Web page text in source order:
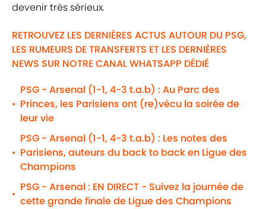
devenir très sérieux.
RETROUVEZ LES DERNIÈRES ACTUS AUTOUR DU PSG,
LES RUMEURS DE TRANSFERTS ET LES DERNIÈRES
NEWS SUR NOTRE CANAL WHATSAPP DÉDIÉ
•
PSG - Arsenal (1-1, 4-3 t.a.b) : Au Parc des
Princes, les Parisiens ont (re)vécu la soirée de
leur vie
•
PSG - Arsenal (1-1, 4-3 t.a.b) : Les notes des
Parisiens, auteurs du back to back en Ligue des
Champions
•
PSG - Arsenal : EN DIRECT - Suivez la journée de
cette grande finale de Ligue des Champions